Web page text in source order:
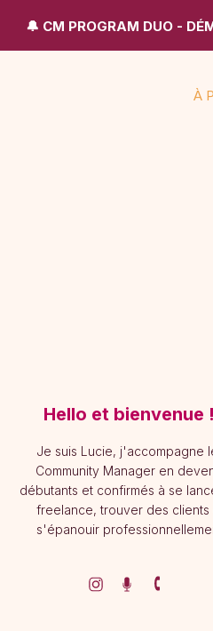
🔔 CM PROGRAM DUO -
À
Hello et bienvenue !
Je suis Lucie, j'accompagne
Community Manager en
débutants et confirmés à se
freelance, trouver des clients
s'épanouir